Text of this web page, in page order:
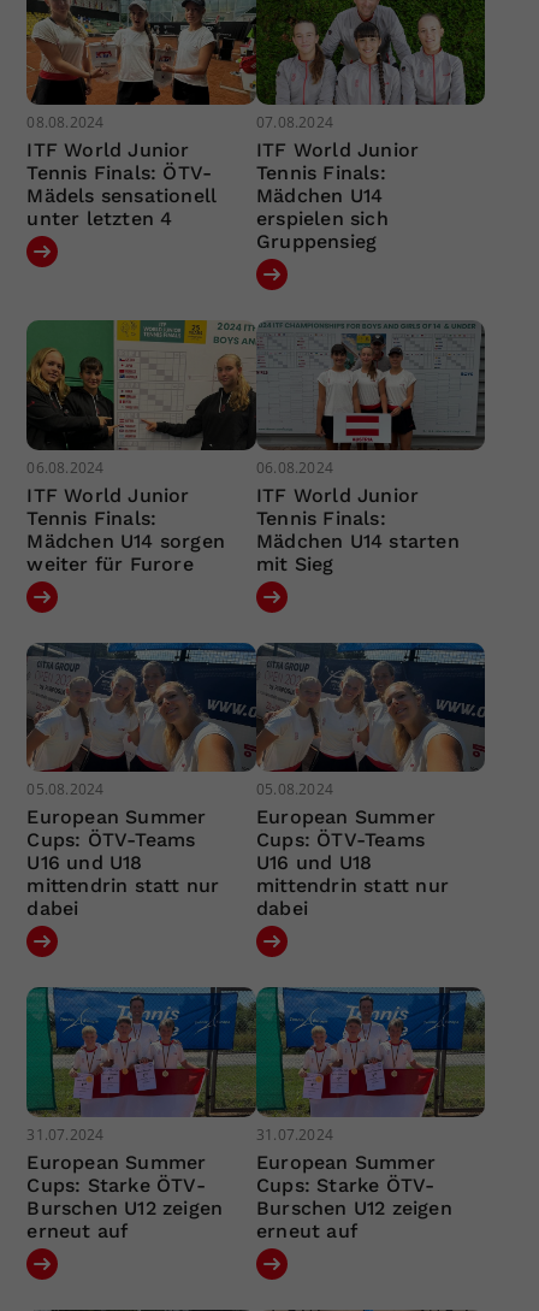
08.08.2024
ITF World Junior
Tennis Finals: ÖTV-
Mädels sensationell
unter letzten 4
07.08.2024
ITF World Junior
Tennis Finals:
Mädchen U14
erspielen sich
Gruppensieg
06.08.2024
ITF World Junior
Tennis Finals:
Mädchen U14 sorgen
weiter für Furore
06.08.2024
ITF World Junior
Tennis Finals:
Mädchen U14 starten
mit Sieg
05.08.2024
European Summer
Cups: ÖTV-Teams
U16 und U18
mittendrin statt nur
dabei
05.08.2024
European Summer
Cups: ÖTV-Teams
U16 und U18
mittendrin statt nur
dabei
31.07.2024
European Summer
Cups: Starke ÖTV-
Burschen U12 zeigen
erneut auf
31.07.2024
European Summer
Cups: Starke ÖTV-
Burschen U12 zeigen
erneut auf